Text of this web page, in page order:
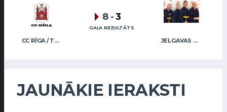
CC RĪGA / TRUKŠĀNS JELGAVAS KĒRLINGA KLUBS / RĒDLIHS
8 -3
GALA REZULTĀTS
JAUNĀKIE IERAKSTI